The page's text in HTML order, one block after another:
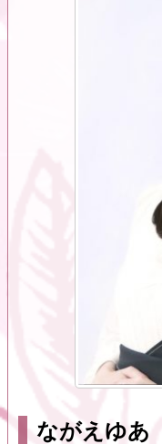
ながえゆあ